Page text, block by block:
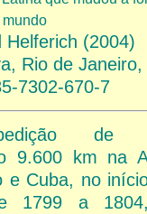
Helferich (2004)
Rio de Janeiro,
7302-670-7
de
9.600 km na
e Cuba, no
1799 a